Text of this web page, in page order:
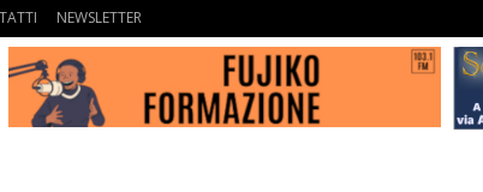
NEWSLETTER